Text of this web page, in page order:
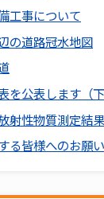
工事について
の道路冠水地図
を公表します（下
射性物質測定結果
る皆様へのお願い